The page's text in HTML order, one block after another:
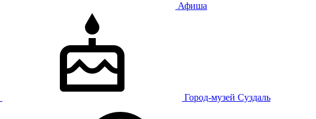
Афиша
Город-музей Суздаль